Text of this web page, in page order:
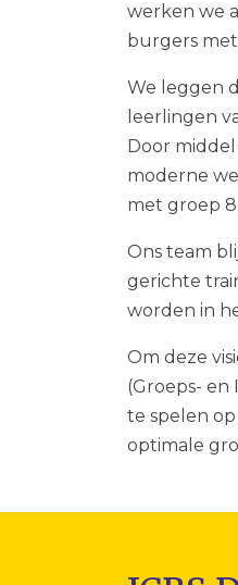
werken we
burgers
We leggen
leerlingen
Door
moderne
met groep 8.
Ons team
gerichte
worden in
Om deze
(Groeps-
te spelen
optimale